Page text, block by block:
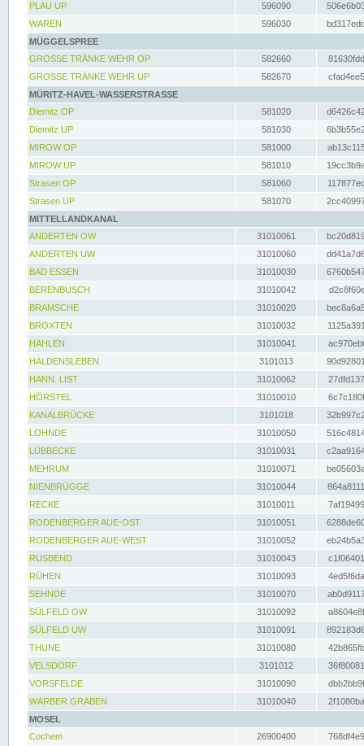
PLAU UP
596090
WAREN
596030
MÜGGELSPREE
GROSSE TRÄNKE WEHR OP
582660
GROSSE TRÄNKE WEHR UP
582670
MÜRITZ-HAVEL-WASSERSTRASSE
Diemitz OP
581020
Diemitz UP
581030
MIROW OP
581000
MIROW UP
581010
Strasen OP
581060
Strasen UP
581070
MITTELLANDKANAL
ANDERTEN OW
31010061
ANDERTEN UW
31010060
BAD ESSEN
31010030
BERENBUSCH
31010042
BRAMSCHE
31010020
BROXTEN
31010032
HAHLEN
31010041
HALDENSLEBEN
3101013
HANN. LIST
31010062
HÖRSTEL
31010010
KANALBRÜCKE
3101018
LOHNDE
31010050
LÜBBECKE
31010031
MEHRUM
31010071
NIENBRÜGGE
31010044
RECKE
31010011
RODENBERGER AUE-OST
31010051
RODENBERGER AUE-WEST
31010052
RUSBEND
31010043
RÜHEN
31010093
SEHNDE
31010070
SÜLFELD OW
31010092
SÜLFELD UW
31010091
THUNE
31010080
VELSDORF
3101012
VORSFELDE
31010090
WARBER GRABEN
31010040
MOSEL
Cochem
26900400